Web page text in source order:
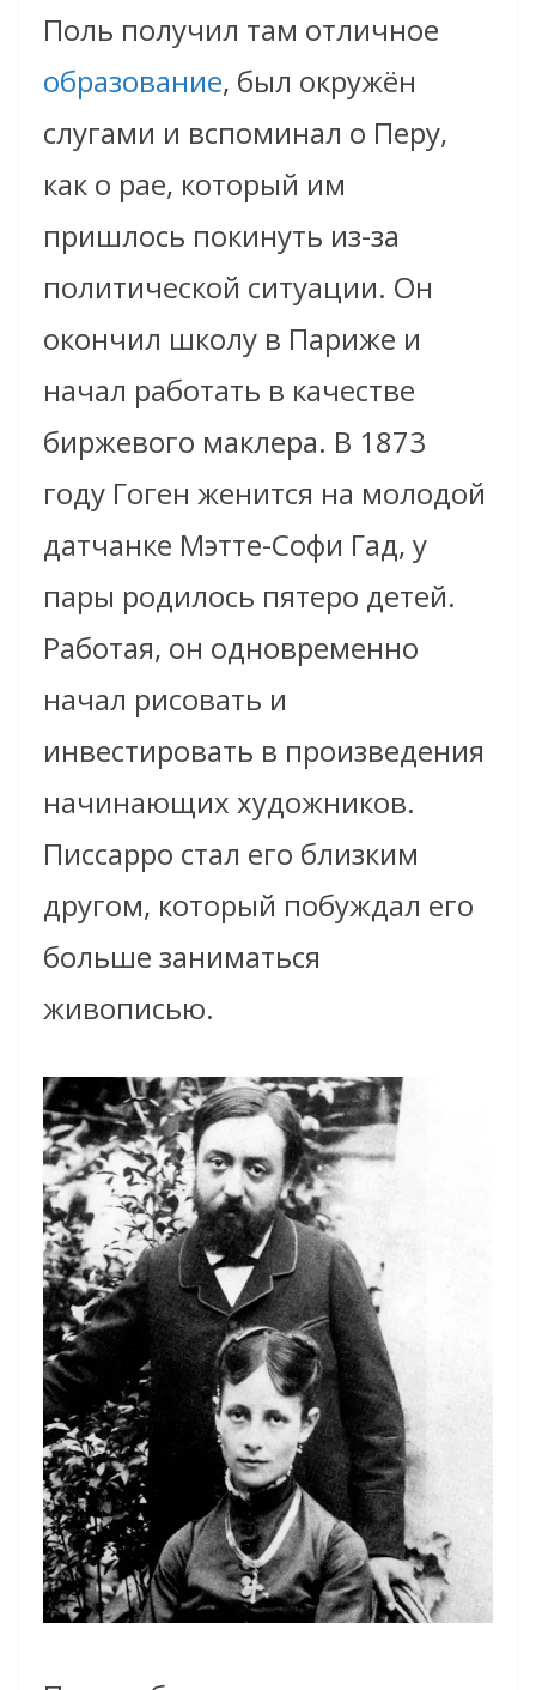
Поль получил там отличное
образование, был окружён
слугами и вспоминал о Перу,
как о рае, который им
пришлось покинуть из-за
политической ситуации. Он
окончил школу в Париже и
начал работать в качестве
биржевого маклера. В 1873
году Гоген женится на молодой
датчанке Мэтте-Софи Гад, у
пары родилось пятеро детей.
Работая, он одновременно
начал рисовать и
инвестировать в произведения
начинающих художников.
Писсарро стал его близким
другом, который побуждал его
больше заниматься
живописью.